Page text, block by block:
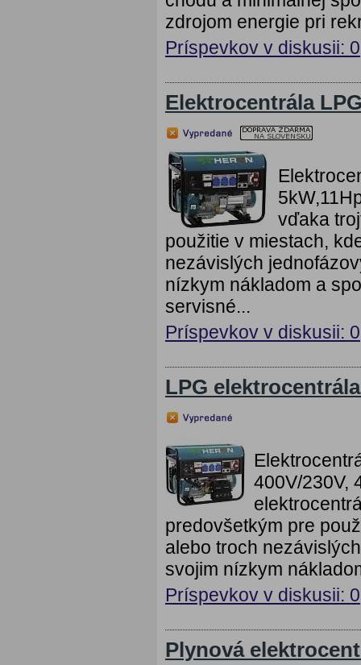
zdrojom energie pri
Príspevkov v diskusii: 0
Elektrocentrála
vďaka
použitie v miestach,
nezávislých
nízkym nákladom a
servisné...
Príspevkov v diskusii: 0
LPG
400V/230V,
predovšetkým pre
alebo troch
svojim nízkym
Príspevkov v diskusii: 0
Plynová